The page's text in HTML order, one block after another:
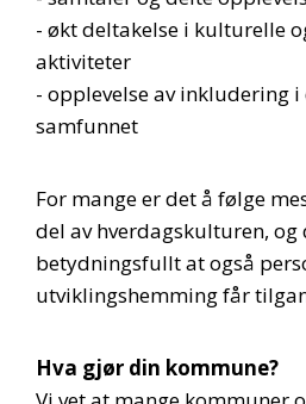
- økt deltakelse i kulturelle
aktiviteter
- opplevelse av inkludering
samfunnet
For mange er det å følge
del av hverdagskulturen,
betydningsfullt at også
utviklingshemming får
Hva gjør din kommune?